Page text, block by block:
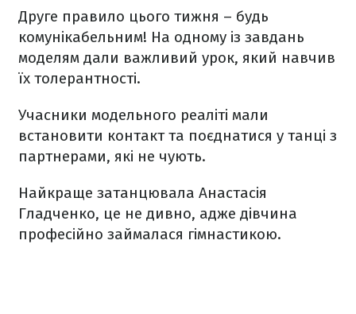
Друге правило цього тижня – будь
комунікабельним! На одному із завдань
моделям дали важливий урок, який навчив
їх толерантності.
Учасники модельного реаліті мали
встановити контакт та поєднатися у танці з
партнерами, які не чують.
Найкраще затанцювала Анастасія
Гладченко, це не дивно, адже дівчина
професійно займалася гімнастикою.